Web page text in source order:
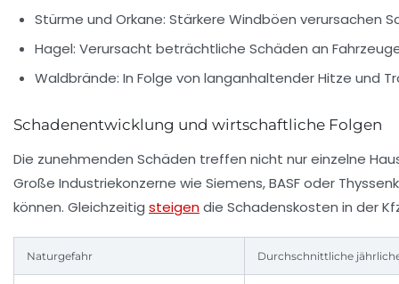
Stürme und Orkane: Stärkere Windböen verursachen
Hagel: Verursacht beträchtliche Schäden an
Waldbrände: In Folge von langanhaltender Hitze und
Schadenentwicklung und wirtschaftliche Folgen
Die zunehmenden Schäden treffen nicht nur einzelne
Große Industriekonzerne wie Siemens, BASF oder
können. Gleichzeitig steigendie Schadenskosten in der
Naturgefahr Durchschnittliche